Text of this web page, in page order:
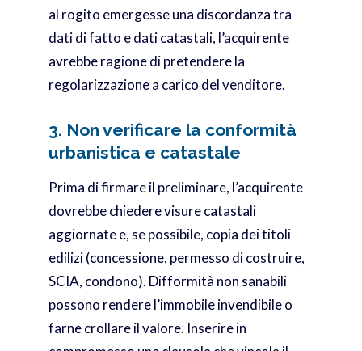
al rogito emergesse una discordanza tra
dati di fatto e dati catastali, l’acquirente
avrebbe ragione di pretendere la
regolarizzazione a carico del venditore.
3. Non verificare la conformità
urbanistica e catastale
Prima di firmare il preliminare, l’acquirente
dovrebbe chiedere visure catastali
aggiornate e, se possibile, copia dei titoli
edilizi (concessione, permesso di costruire,
SCIA, condono). Difformità non sanabili
possono rendere l’immobile invendibile o
farne crollare il valore. Inserire in